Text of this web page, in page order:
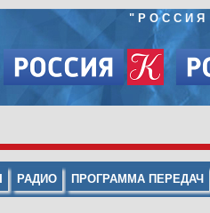
"
РАДИО ПРОГРАММА ПЕРЕДАЧ